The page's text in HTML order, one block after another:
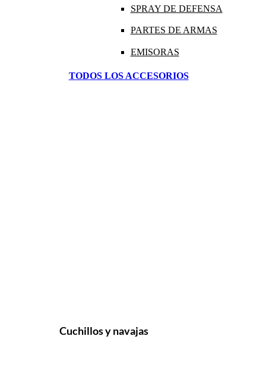
SPRAY DE DEFENSA
PARTES DE ARMAS
EMISORAS
TODOS LOS ACCESORIOS
Cuchillos y navajas